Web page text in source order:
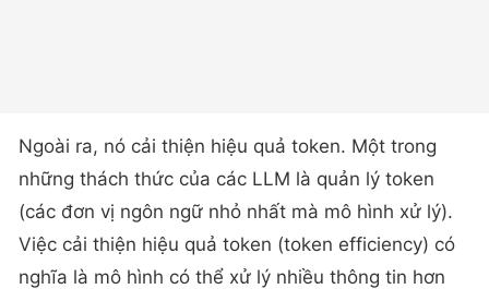
Ngoài ra, nó cải thiện hiệu quả token. Một trong
những thách thức của các LLM là quản lý token
(các đơn vị ngôn ngữ nhỏ nhất mà mô hình xử lý).
Việc cải thiện hiệu quả token (token efficiency) có
nghĩa là mô hình có thể xử lý nhiều thông tin hơn